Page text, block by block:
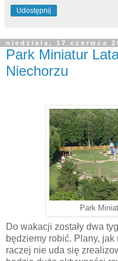
Udostępnij
niedziela, 17 czerwca
Park Miniatur
Niechorzu
Park
Do wakacji zostały dwa
będziemy robić. Plany, jak
raczej nie uda się